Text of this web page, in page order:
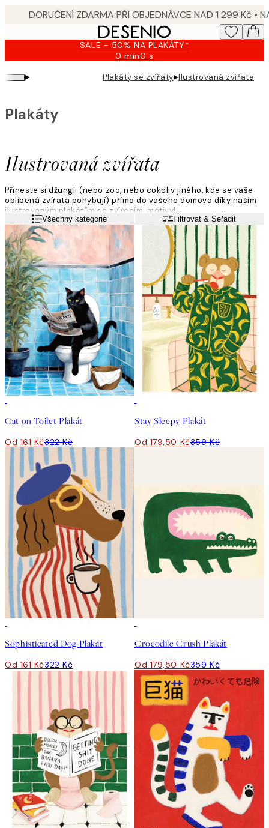
SALE - 50% NA PLAKÁTY*
0 min0 s
Platné
2026-
▸ Plakáty se zvířaty▸Ilustrovaná zvířata
Ilustrovaná zvířata
Plakáty
Přineste si džungli (nebo zoo, nebo cokoliv jiného, kde se vaše
oblíbená zvířata pohybují) přímo do vašeho domova díky naším
ilustrovaným plakátům se zvířecími motivy!
Přečtěte si víceVšechny kategorie Filtrovat & Seřadit
Cat on Toilet Plakát
Od 161 Kč322 Kč
Stay Sleepy Plakát
Od 179,50 Kč359 Kč
Sophisticated Dog Plakát
Od 161 Kč322 Kč
Crocodile Crush Plakát
Od 179,50 Kč359 Kč